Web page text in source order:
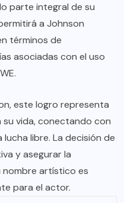
parte integral de su
a Johnson
términos de
asociadas con el uso
este logro representa
su vida, conectando con
lucha libre. La decisión de
y asegurar la
artístico es
para el actor.